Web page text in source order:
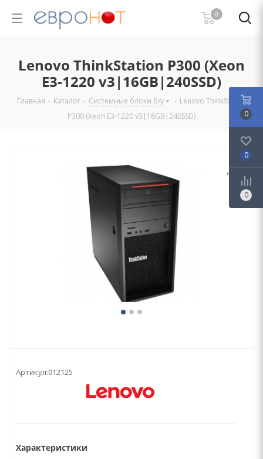
0
Lenovo ThinkStation P300 (Xeon
E3-1220 v3|16GB|240SSD)
Главная - Каталог - Системные блоки б/у - Lenovo ThinkStation
P300 (Xeon E3-1220 v3|16GB|240SSD)
Артикул:012125
Характеристики
0
0
0